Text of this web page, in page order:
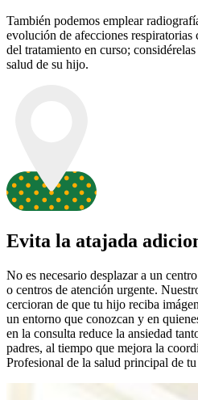
También podemos emplear
evolución de afecciones
del tratamiento en curso;
salud de su hijo.
Evita la atajada
No es necesario desplazar a un
o centros de atención urgente.
cercioran de que tu hijo reciba
un entorno que conozcan y en
en la consulta reduce la ansiedad
padres, al tiempo que mejora la
Profesional de la salud principal de